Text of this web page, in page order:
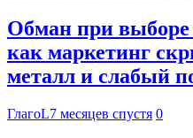
Обман при
как маркетинг
металл и слабый
ГлагоL7 месяцев спустя 0